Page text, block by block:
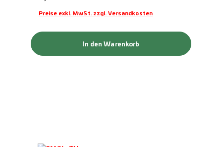
Preise exkl. MwSt. zzgl. Versandkosten
In den Warenkorb